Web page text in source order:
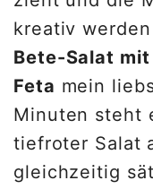
kreativ
Bete-Salat
Feta mein
Minuten steht
tiefroter Salat
gleichzeitig